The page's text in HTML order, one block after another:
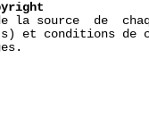
la source  de
et conditions de